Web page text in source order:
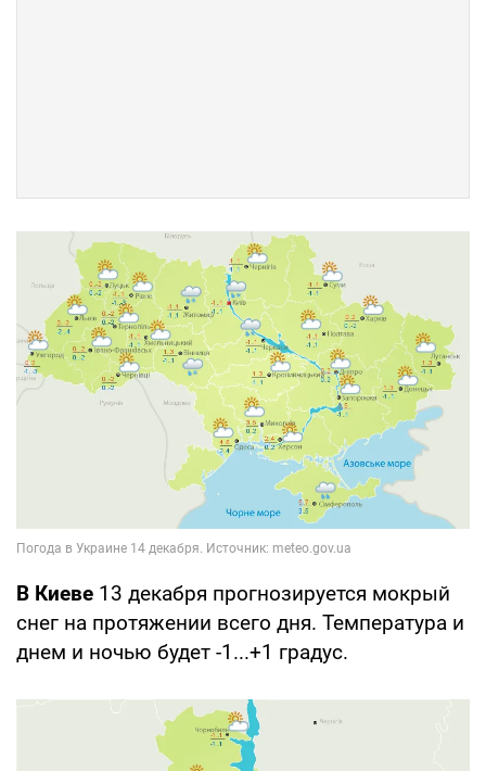
В Киеве 13 декабря прогнозируется мокрый
снег на протяжении всего дня. Температура и
днем и ночью будет -1...+1 градус.